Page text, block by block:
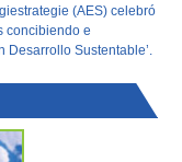
(AES) celebró
concibiendo e
Desarrollo Sustentable’.